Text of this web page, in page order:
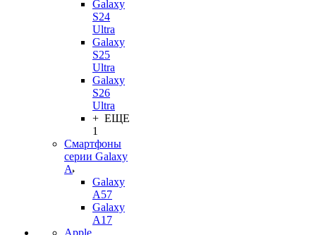
Galaxy
S24
Ultra
Galaxy
S25
Ultra
Galaxy
S26
Ultra
+ ЕЩЕ
1
Смартфоны
серии Galaxy
A
Galaxy
A57
Galaxy
A17
Apple